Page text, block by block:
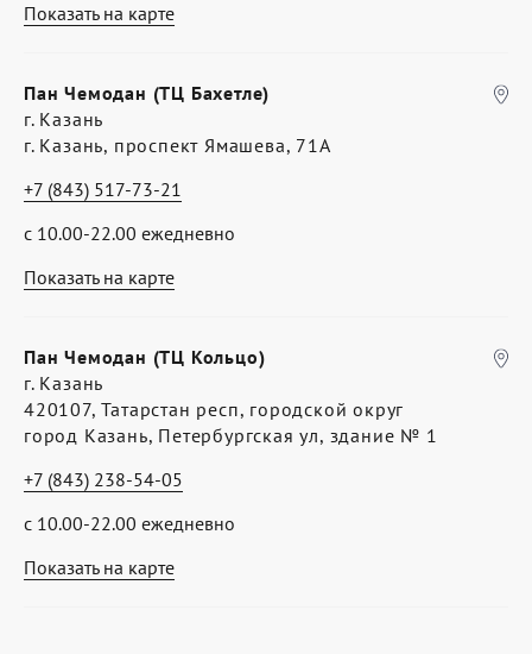
Показать на карте
Показать на карте
Пан Чемодан (ТЦ Бахетле)
г. Казань
г. Казань, проспект Ямашева, 71А
с 10.00-22.00 ежедневно
+7 (843) 517-73-21
Показать на карте
Пан Чемодан (ТЦ Кольцо)
г. Казань
420107, Татарстан респ, городской округ
город Казань, Петербургская ул, здание № 1
с 10.00-22.00 ежедневно
+7 (843) 238-54-05